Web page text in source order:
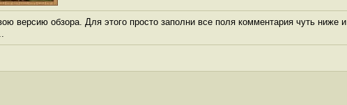
версию обзора. Для этого просто заполни все поля комментария чуть ниже и